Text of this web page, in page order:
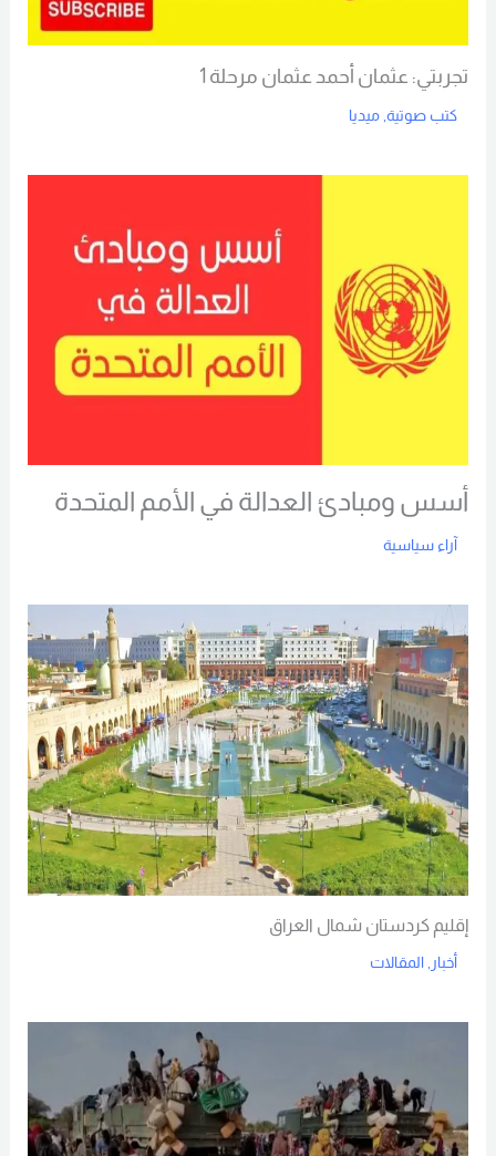
تجربتي: عثمان أحمد عثمان مرحلة 1
كتب صوتية, ميديا
أسس ومبادئ العدالة في الأمم المتحدة
آراء سياسية
إقليم كردستان شمال العراق
أخبار المقالات